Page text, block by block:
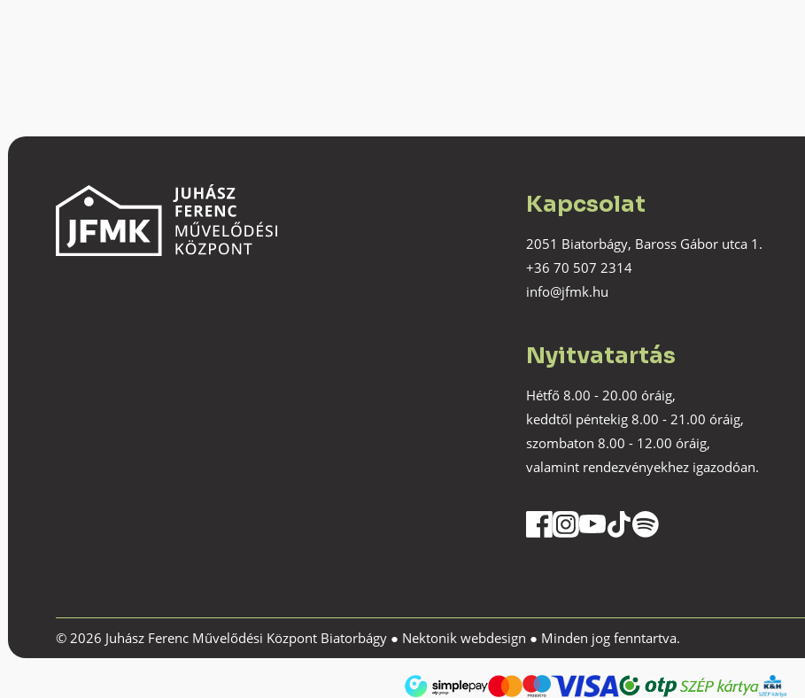
Kapcsolat
2051 Biatorbágy, Baross Gábor utca 1.
+36 70 507 2314
info@jfmk.hu
Nyitvatartás
Hétfő 8.00 - 20.00 óráig,
keddtől péntekig 8.00 - 21.00 óráig,
szombaton 8.00 - 12.00 óráig,
valamint rendezvényekhez igazodóan.
© 2026 Juhász Ferenc Művelődési Központ Biatorbágy ● Nektonik webdesign ● Minden jog fenntartva.